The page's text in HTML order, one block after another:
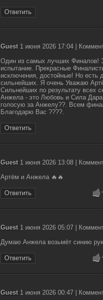
Ответить
Guest1 июня 2026 17:04 |
Один из самых лучших Финалов!
испытание. Прекрасные
исключения, достойные! Но есть
сильнейших. Я очень Уважаю
Сильнейших по результату всех
Анжела - это Любовь и Сила
голосую за Анжелу??. Всем
Благодарю Вас ????.
Ответить
Guest1 июня 2026 13:08 |
Артём и Анжела 🔥🔥
Ответить
Guest1 июня 2026 05:07 |
Думаю Анжела возьмёт синию
Ответить
Guest1 июня 2026 00:47 |